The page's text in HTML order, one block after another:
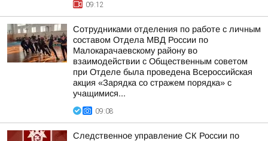
09:12
Сотрудниками отделения по работе с личным
составом Отдела МВД России по
Малокарачаевскому району во
взаимодействии с Общественным советом
при Отделе была проведена Всероссийская
акция «Зарядка со стражем порядка» с
учащимися...
09:08
Следственное управление СК России по